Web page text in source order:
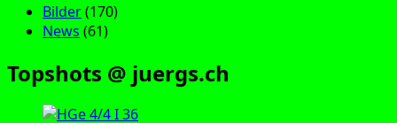
Bilder(170)
News (61)
Topshots @ juergs.ch